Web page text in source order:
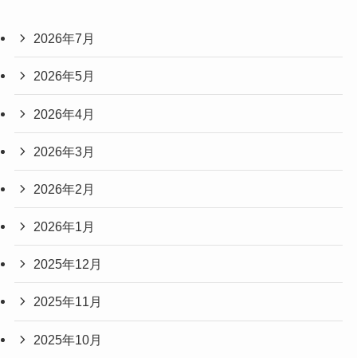
2026年7月
2026年5月
2026年4月
2026年3月
2026年2月
2026年1月
2025年12月
2025年11月
2025年10月